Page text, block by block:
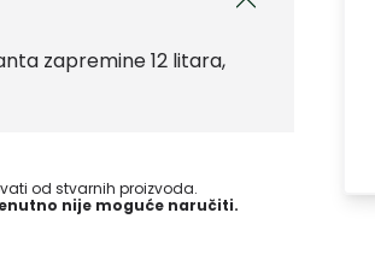
zapremine 12 litara,
od stvarnih proizvoda.
nije moguće naručiti.